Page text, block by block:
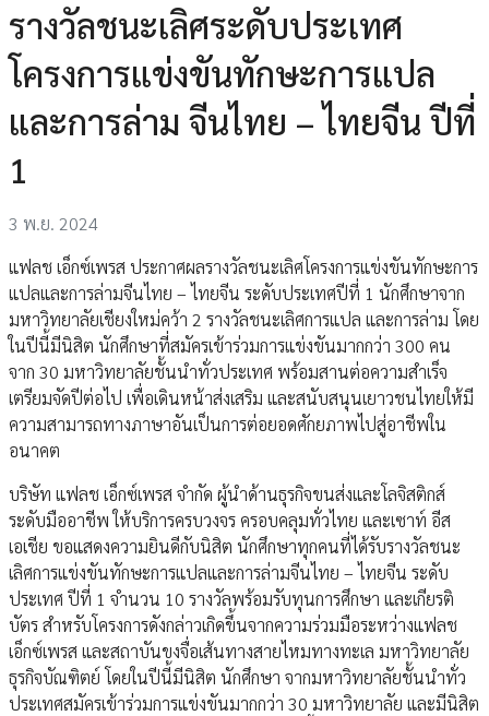
รางวัลชนะเลิศระดับประเทศ
โครงการแข่งขันทักษะการแปล
และการล่าม จีนไทย – ไทยจีน ปีที่
1
3 พ.ย. 2024
แฟลช เอ็กซ์เพรส ประกาศผลรางวัลชนะเลิศโครงการแข่งขันทักษะการ
แปลและการล่ามจีนไทย – ไทยจีน ระดับประเทศปีที่ 1 นักศึกษาจาก
มหาวิทยาลัยเชียงใหม่คว้า 2 รางวัลชนะเลิศการแปล และการล่าม โดย
ในปีนี้มีนิสิต นักศึกษาที่สมัครเข้าร่วมการแข่งขันมากกว่า 300 คน
จาก 30 มหาวิทยาลัยชั้นนำทั่วประเทศ พร้อมสานต่อความสำเร็จ
เตรียมจัดปีต่อไป เพื่อเดินหน้าส่งเสริม และสนับสนุนเยาวชนไทยให้มี
ความสามารถทางภาษาอันเป็นการต่อยอดศักยภาพไปสู่อาชีพใน
อนาคต
บริษัท แฟลช เอ็กซ์เพรส จำกัด ผู้นำด้านธุรกิจขนส่งและโลจิสติกส์
ระดับมืออาชีพ ให้บริการครบวงจร ครอบคลุมทั่วไทย และเซาท์ อีส
เอเชีย ขอแสดงความยินดีกับนิสิต นักศึกษาทุกคนที่ได้รับรางวัลชนะ
เลิศการแข่งขันทักษะการแปลและการล่ามจีนไทย – ไทยจีน ระดับ
ประเทศ ปีที่ 1 จำนวน 10 รางวัลพร้อมรับทุนการศึกษา และเกียรติ
บัตร สำหรับโครงการดังกล่าวเกิดขึ้นจากความร่วมมือระหว่างแฟลช
เอ็กซ์เพรส และสถาบันขงจื่อเส้นทางสายไหมทางทะเล มหาวิทยาลัย
ธุรกิจบัณฑิตย์ โดยในปีนี้มีนิสิต นักศึกษา จากมหาวิทยาลัยชั้นนำทั่ว
ประเทศสมัครเข้าร่วมการแข่งขันมากกว่า 30 มหาวิทยาลัย และมีนิสิต